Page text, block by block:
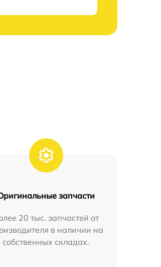
запчасти
20 тыс. запчастей от
в наличии на
собственных складах.